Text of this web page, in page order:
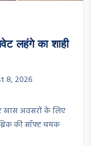
लहंगे का शाही
8, 2026
खास अवसरों के लिए
की सॉफ्ट चमक